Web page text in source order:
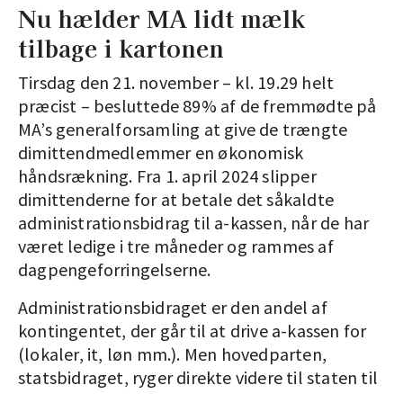
Nu hælder MA lidt mælk
tilbage i kartonen
Tirsdag den 21. november – kl. 19.29 helt
præcist – besluttede 89% af de fremmødte på
MA’s generalforsamling at give de trængte
dimittendmedlemmer en økonomisk
håndsrækning. Fra 1. april 2024 slipper
dimittenderne for at betale det såkaldte
administrationsbidrag til a-kassen, når de har
været ledige i tre måneder og rammes af
dagpengeforringelserne.
Administrationsbidraget er den andel af
kontingentet, der går til at drive a-kassen for
(lokaler, it, løn mm.). Men hovedparten,
statsbidraget, ryger direkte videre til staten til